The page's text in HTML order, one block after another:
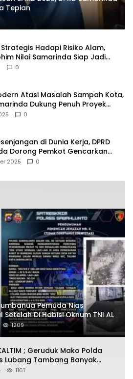
Tepian
Hadapi Risiko Alam,
Nilai Samarinda Siap Jadi
Bencana Kalimantan
0
Atasi Masalah Sampah Kota,
Dukung Penuh Proyek
0
di Dunia Kerja, DPRD
Dorong Pemkot Gencarkan
Perempuan
2025 0
Pemuda Nias
Setelah Di Habisi Oknum TNI AL
1209
; Geruduk Mako Polda
Lubang Tambang Banyak
1161